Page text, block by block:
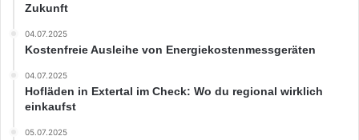
Zukunft
04.07.2025
Kostenfreie Ausleihe von Energiekostenmessgeräten
04.07.2025
Hofläden in Extertal im Check: Wo du regional wirklich
einkaufst
05.07.2025